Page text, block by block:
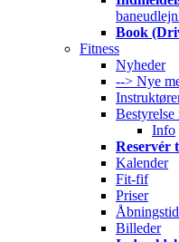
Book
Fitness
Nyheder
--> Nye
Bestyrelse
Info
Reservér
Kalender
Fit-fif
Priser
Billeder